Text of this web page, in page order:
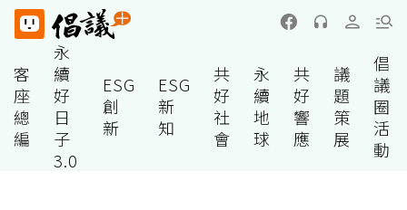
客
座
總
編
永
續
好
日
子
3.0
ESG
創
新
ESG
新
知
共
好
社
會
永
續
地
球
共
好
響
應
議
題
策
展
倡
議
圈
活
動